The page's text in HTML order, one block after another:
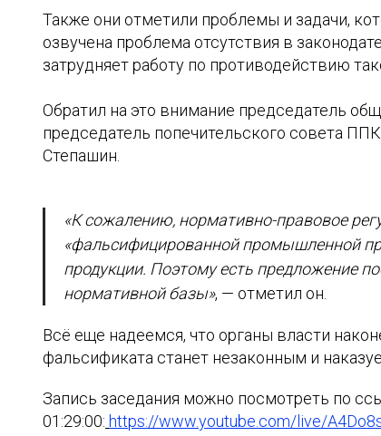
Также они отметили проблемы и задачи,
озвучена проблема отсутствия в
затрудняет работу по противодействию
Обратил на это внимание председатель
председатель попечительского совета
Степашин.
«К сожалению, нормативно-правовое
«фальсифицированной промышленной
продукции. Поэтому есть предложение
нормативной базы», — отметил он.
Всё еще надеемся, что органы власти
фальсификата станет незаконным и
Запись заседания можно посмотреть по
01:29:00: https://www.youtube.com/live/